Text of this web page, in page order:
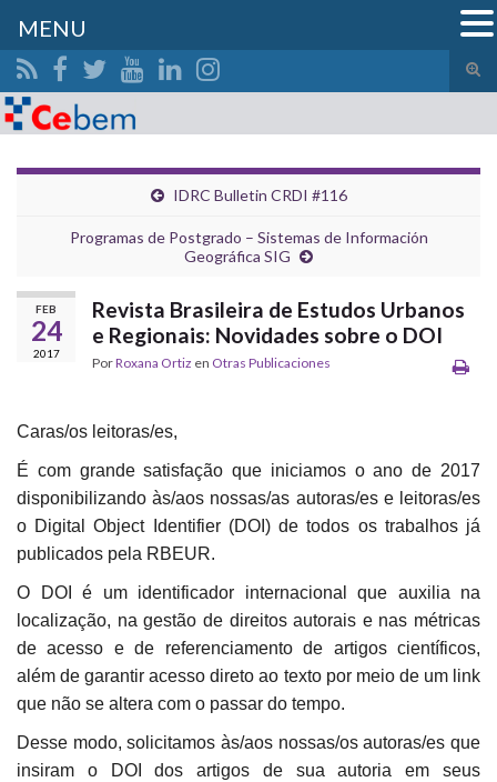
el
Search for:
IDRC Bulletin CRDI #116
Programas de Postgrado – Sistemas de Información
Geográfica SIG
FEB
24
2017
Revista Brasileira de Estudos Urbanos
e Regionais: Novidades sobre o DOI
PorRoxana Ortiz en Otras Publicaciones
Caras/os leitoras/es,
É com grande satisfação que iniciamos o ano de 2017
disponibilizando às/aos nossas/as autoras/es e leitoras/es
o Digital Object Identifier (DOI) de todos os trabalhos já
publicados pela RBEUR.
O DOI é um identificador internacional que auxilia na
localização, na gestão de direitos autorais e nas métricas
de acesso e de referenciamento de artigos científicos,
além de garantir acesso direto ao texto por meio de um link
que não se altera com o passar do tempo.
Desse modo, solicitamos às/aos nossas/os autoras/es que
insiram o DOI dos artigos de sua autoria em seus
MENU